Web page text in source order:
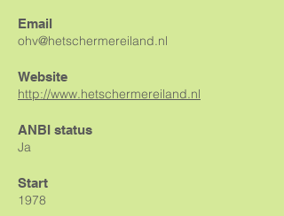
Email
ohv@hetschermereiland.nl
Website
http://www.hetschermereiland.nl
ANBI status
Ja
Start
1978